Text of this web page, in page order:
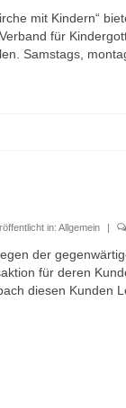
mit Kindern“
für
Samstags,
in:Allgemein
der
für deren
diesen